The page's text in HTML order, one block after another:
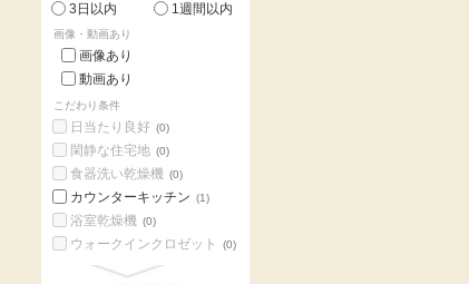
3日以内
1週間以内
画像・動画あり
画像あり
動画あり
こだわり条件
日当たり良好 (0)
閑静な住宅地 (0)
食器洗い乾燥機 (0)
カウンターキッチン (1)
浴室乾燥機 (0)
ウォークインクロゼット (0)